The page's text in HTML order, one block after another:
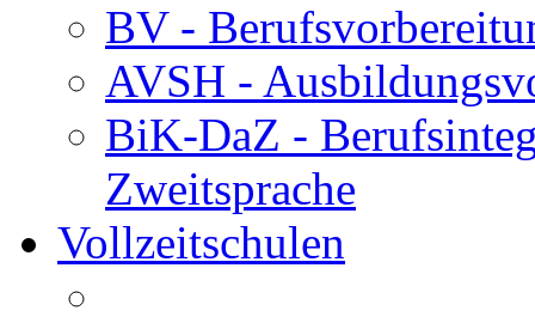
BV -
AVSH -
BiK-DaZ -
Zweitsprache
Vollzeitschulen